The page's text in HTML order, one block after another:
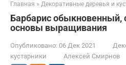
Главная » Декоративные деревья и
Барбарис обыкновенный,
основы выращивания
Опубликовано: 06 Дек 2021
кустарники
Алексей Смирнов